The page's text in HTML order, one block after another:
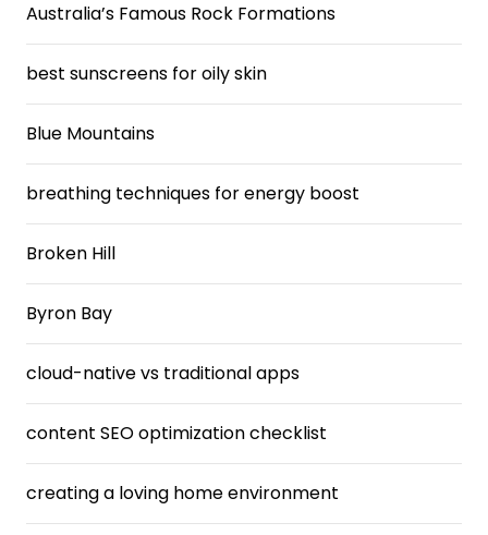
Australia’s Famous Rock Formations
best sunscreens for oily skin
Blue Mountains
breathing techniques for energy boost
Broken Hill
Byron Bay
cloud-native vs traditional apps
content SEO optimization checklist
creating a loving home environment